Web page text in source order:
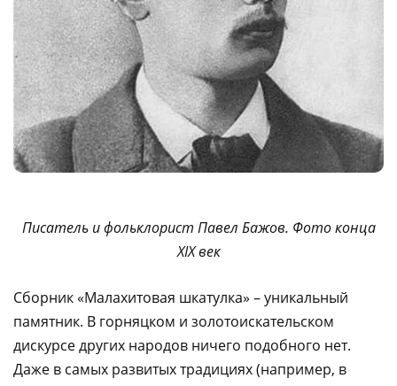
Писатель и фольклорист Павел Бажов. Фото конца
XIX век
Сборник «Малахитовая шкатулка» – уникальный
памятник. В горняцком и золотоискательском
дискурсе других народов ничего подобного нет.
Даже в самых развитых традициях (например, в